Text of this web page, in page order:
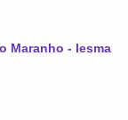
Maranho - Iesma